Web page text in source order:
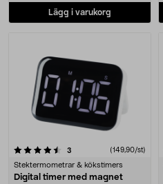
Lägg i varukorg
3 recensioner(149,90/st)
Stektermometrar & kökstimers
Digital timer med magnet
4.0 av 5 stjärnor